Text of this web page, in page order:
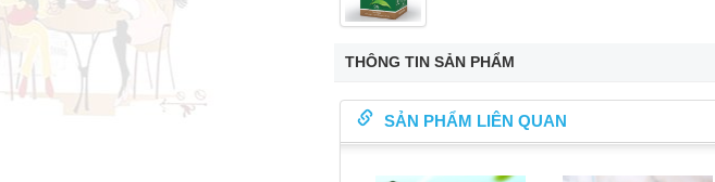
THÔNG TIN SẢN PHẨM
SẢN PHẨM LIÊN QUAN